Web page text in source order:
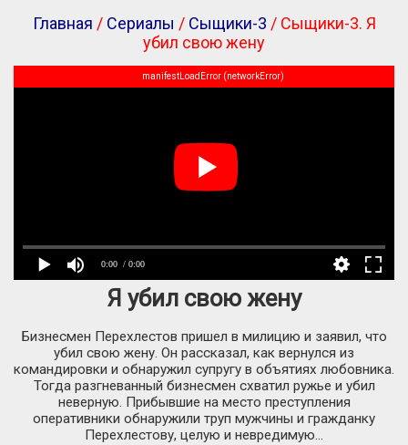
Главная / Сериалы / Сыщики-3 / Сыщики-3. Я
убил свою жену
0:00 / 0:00
manifestLoadError (networkError)
Я убил свою жену
Бизнесмен Перехлестов пришел в милицию и заявил, что
убил свою жену. Он рассказал, как вернулся из
командировки и обнаружил супругу в объятиях любовника.
Тогда разгневанный бизнесмен схватил ружье и убил
неверную. Прибывшие на место преступления
оперативники обнаружили труп мужчины и гражданку
Перехлестову, целую и невредимую...